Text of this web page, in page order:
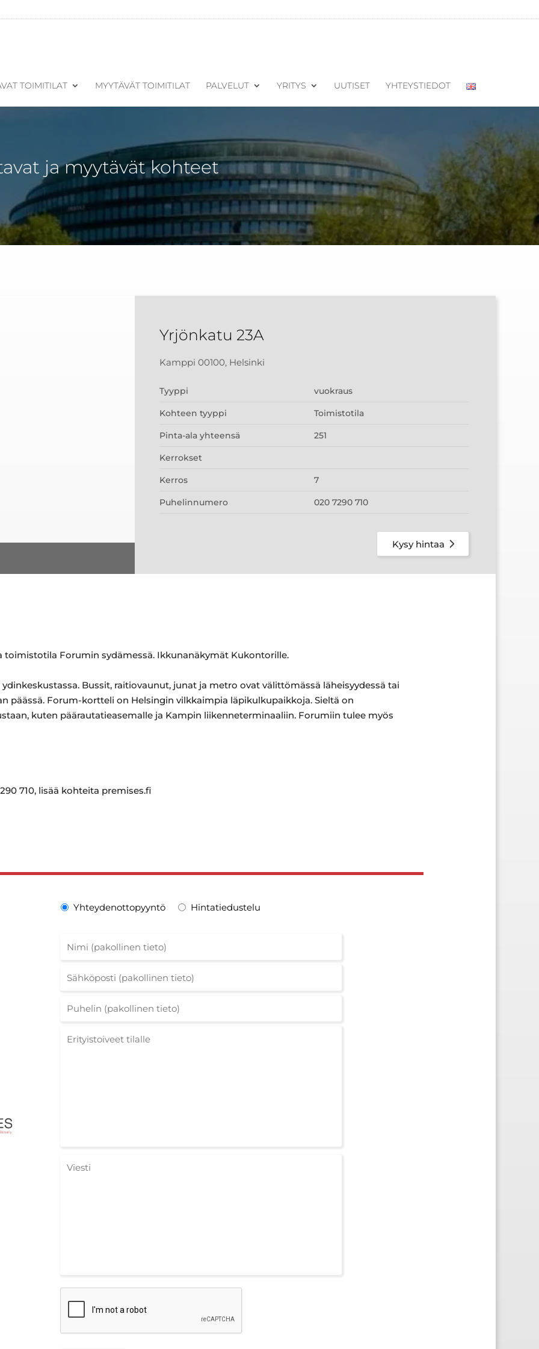
TOIMITILAT MYYTÄVÄT TOIMITILAT PALVELUT YRITYS UUTISET YHTEYSTIEDOT
ja myytävät kohteet
Yrjönkatu 23A
Kamppi 00100, Helsinki
Tyyppi vuokraus
Kohteen tyyppi Toimistotila
Pinta-ala yhteensä 251
Kerrokset
Kerros 7
Puhelinnumero 020 7290 710
Kysy hintaa
toimistotila Forumin sydämessä. Ikkunanäkymät Kukontorille.
Bussit, raitiovaunut, junat ja metro ovat välittömässä läheisyydessä tai
päässä. Forum-kortteli on Helsingin vilkkaimpia läpikulkupaikkoja. Sieltä on
kuten päärautatieasemalle ja Kampin liikenneterminaaliin. Forumiin tulee myös
710, lisää kohteita premises.fi
Yhteydenottopyyntö Hintatiedustelu